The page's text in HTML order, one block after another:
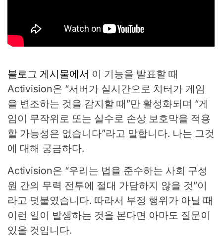
블로그 게시물에서 이 기능을 발표할 때
Activision은 “서버가 실시간으로 치터가 게임
을 변조하는 것을 감지할 때”만 활성화되며 “게
임이 무작위로 또는 실수로 손상 보호막을 적용
할 가능성은 없습니다”라고 말합니다. 나는 그것
에 대해 궁금하다.
Activision은 “우리는 법을 준수하는 사회 구성
원 간의 무력 전투에 절대 가담하지 않을 것”이
라고 덧붙였습니다. 따라서 부정 행위가 아닐 때
이런 일이 발생하는 것을 본다면 아마도 질문이
있을 것입니다.